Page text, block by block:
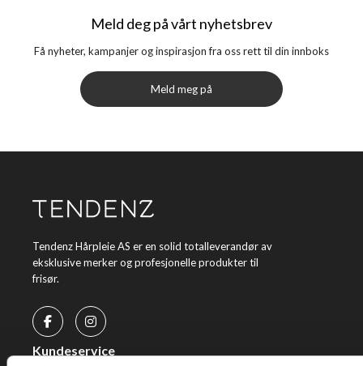
Meld deg på vårt nyhetsbrev
Få nyheter, kampanjer og inspirasjon fra oss rett til din innboks
Meld meg på
Tendenz Hårpleie AS er en solid totalleverandør av
eksklusive merker og profesjonelle produkter til
frisør.
Kundeservice